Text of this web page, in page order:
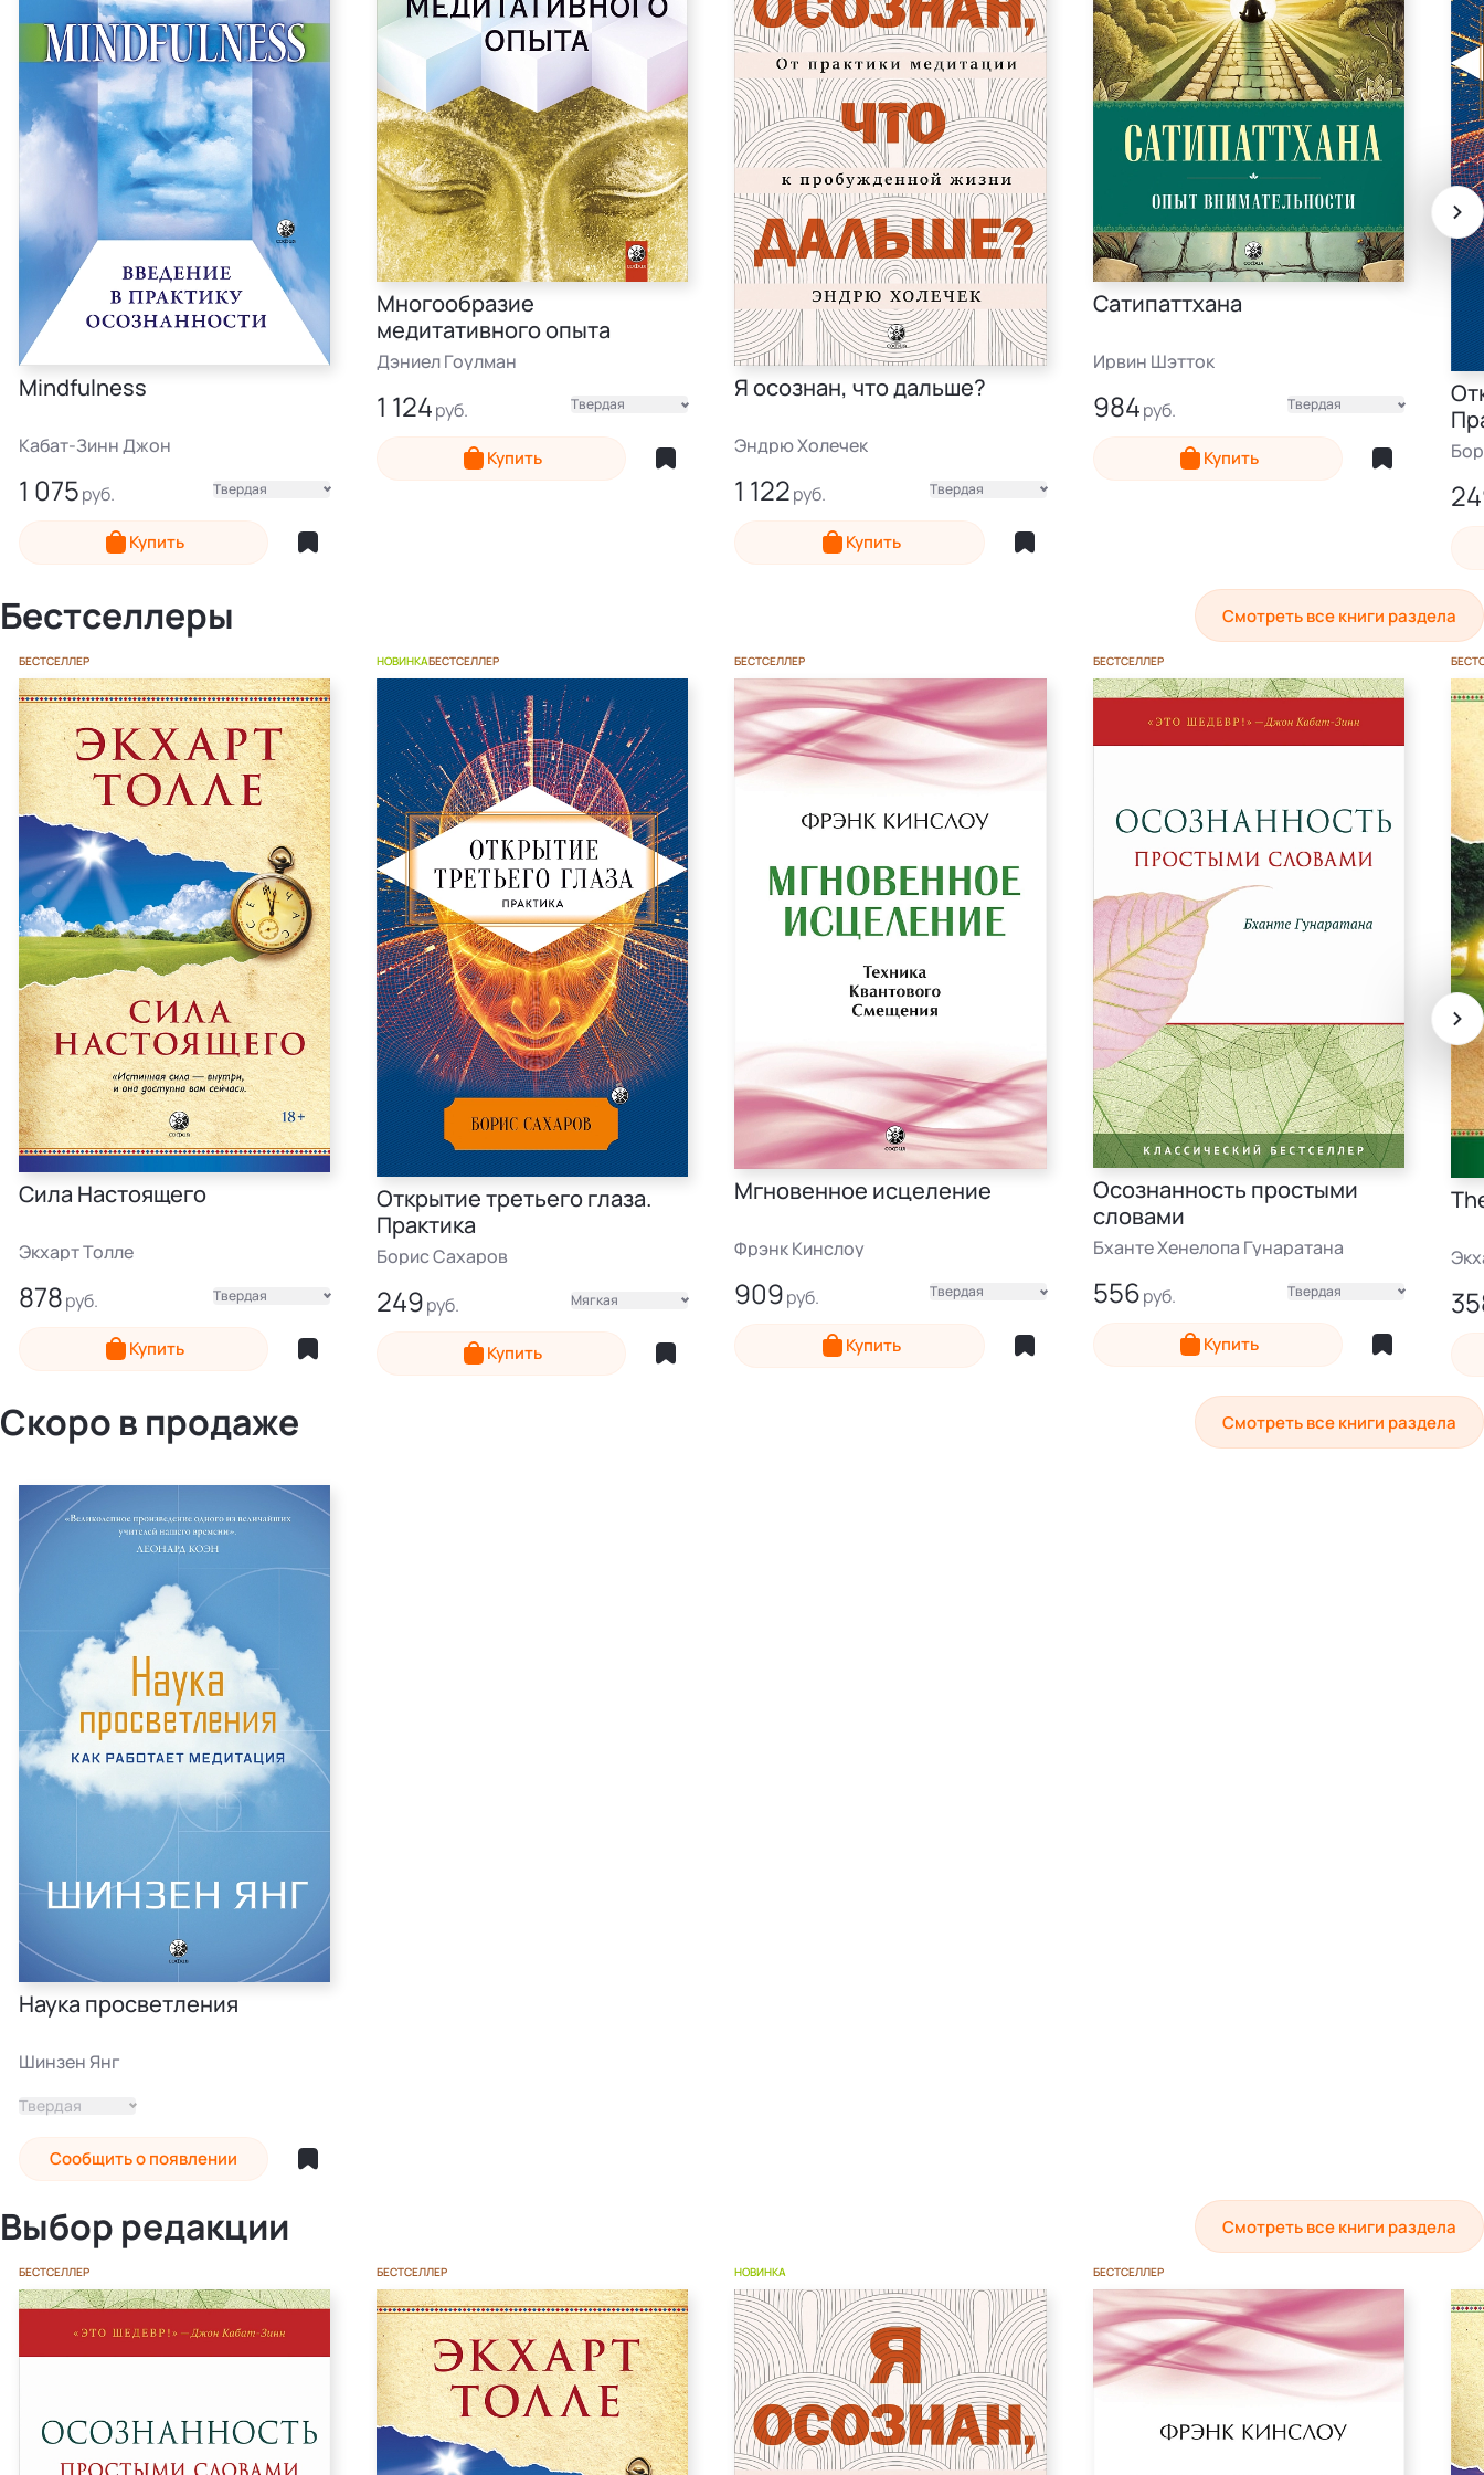
Mindfulness
Кабат-Зинн Джон
1 075 Твердая
Электронная
Купить
Многообразие
медитативного опыта
Дэниел Гоулман
1 124 Твердая
Электронная
Купить
Я осознан, что дальше?
Эндрю Холечек
1 122 Твердая
Электронная
Купить
Сатипаттхана
Ирвин Шэтток
984 Твердая
Электронная
Купить
Бестселлеры Смотреть все книги раздела
БЕСТСЕЛЛЕР
Сила Настоящего
Экхарт Толле
878 Твердая
Мягкая
ЭлектроннаяКупить
НОВИНКАБЕСТСЕЛЛЕР
Открытие третьего глаза.
Практика
Борис Сахаров
249 Мягкая
Электронная
Купить
БЕСТСЕЛЛЕР
Мгновенное исцеление
Фрэнк Кинслоу
909 Твердая
Электронная
Купить
БЕСТСЕЛЛЕР
Осознанность простыми
словами
Бханте Хенелопа Гунаратана
556 Твердая
Электронная
Купить
Скоро в продаже Смотреть все книги раздела
Наука просветления
Шинзен Янг
Твердая
Сообщить о появлении
Выбор редакции Смотреть все книги раздела
БЕСТСЕЛЛЕР БЕСТСЕЛЛЕР НОВИНКА БЕСТСЕЛЛЕР